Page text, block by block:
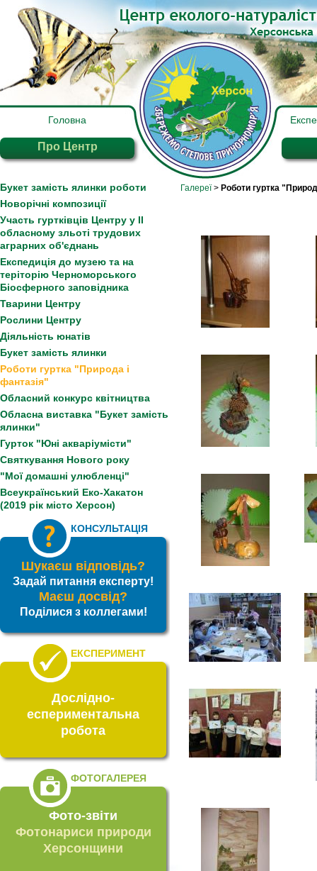
Головна
Про Центр
Букет замість ялинки роботи
Новорічні композиції
Участь гуртківців Центру у ІІ
обласному зльоті трудових
аграрних об'єднань
Експедиція до музею та на
теріторію Черноморського
Біосферного заповідника
Тварини Центру
Рослини Центру
Діяльність юнатів
Букет замість ялинки
Роботи гуртка "Природа і
фантазія"
Обласний конкурс квітництва
Обласна виставка "Букет замість
ялинки"
Гурток "Юні акваріумісти"
Святкування Нового року
"Мої домашні улюбленці"
Всеукраїнський Еко-Хакатон
(2019 рік місто Херсон)
КОНСУЛЬТАЦІЯ
Шукаєш відповідь?
Задай питання експерту!
Маєш досвід?
Поділися з коллегами!
ЕКСПЕРИМЕНТ
Дослідно-
еспериментальна
робота
ФОТОГАЛЕРЕЯ
Фото-звіти
Фотонариси природи
Херсонщини
Галереї> Роботи гуртка